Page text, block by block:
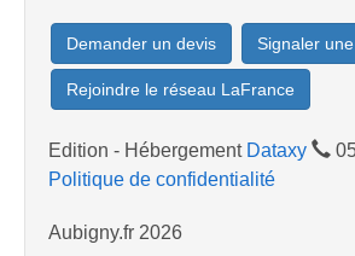
Demander un devis Signaler
Rejoindre le réseau LaFrance
Edition - Hébergement Dataxy
Politique de confidentialité
Aubigny.fr 2026